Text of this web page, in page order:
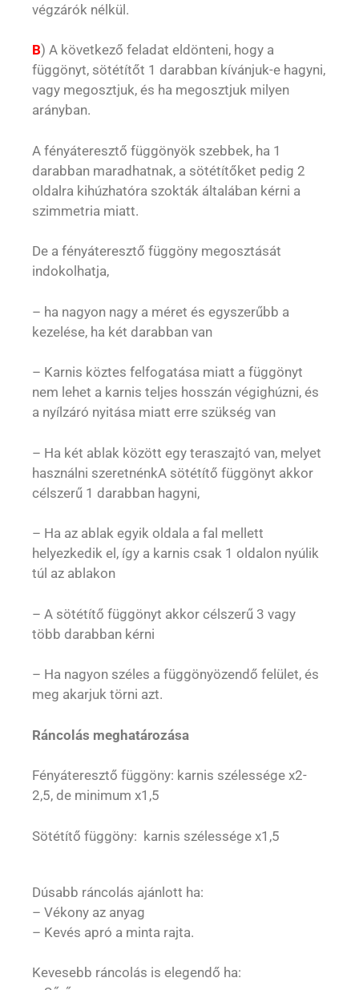
végzárók nélkül.
B) A következő feladat eldönteni, hogy a
függönyt, sötétítőt 1 darabban kívánjuk-e hagyni,
vagy megosztjuk, és ha megosztjuk milyen
arányban.
A fényáteresztő függönyök szebbek, ha 1
darabban maradhatnak, a sötétítőket pedig 2
oldalra kihúzhatóra szokták általában kérni a
szimmetria miatt.
De a fényáteresztő függöny megosztását
indokolhatja,
– ha nagyon nagy a méret és egyszerűbb a
kezelése, ha két darabban van
– Karnis köztes felfogatása miatt a függönyt
nem lehet a karnis teljes hosszán végighúzni, és
a nyílzáró nyitása miatt erre szükség van
– Ha két ablak között egy teraszajtó van, melyet
használni szeretnénkA sötétítő függönyt akkor
célszerű 1 darabban hagyni,
– Ha az ablak egyik oldala a fal mellett
helyezkedik el, így a karnis csak 1 oldalon nyúlik
túl az ablakon
– A sötétítő függönyt akkor célszerű 3 vagy
több darabban kérni
– Ha nagyon széles a függönyözendő felület, és
meg akarjuk törni azt.
Ráncolás meghatározása
Fényáteresztő függöny: karnis szélessége x2-
2,5, de minimum x1,5
Sötétítő függöny: karnis szélessége x1,5
Dúsabb ráncolás ajánlott ha:
– Vékony az anyag
– Kevés apró a minta rajta.
Kevesebb ráncolás is elegendő ha: